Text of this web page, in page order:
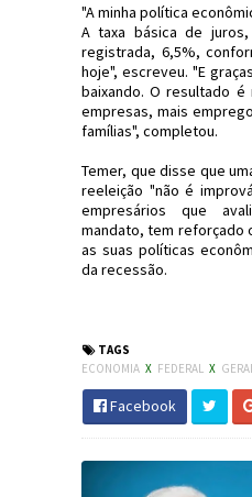
"A minha política
A taxa básica de
registrada, 6,5%,
hoje", escreveu. "E
baixando. O resultado
empresas, mais
famílias", completou.
Temer, que disse que
reeleição "não é
empresários que
mandato, tem reforçado
as suas políticas
da recessão.
TAGS
ECONOMIA X FEDERAL X GERAL
Facebook